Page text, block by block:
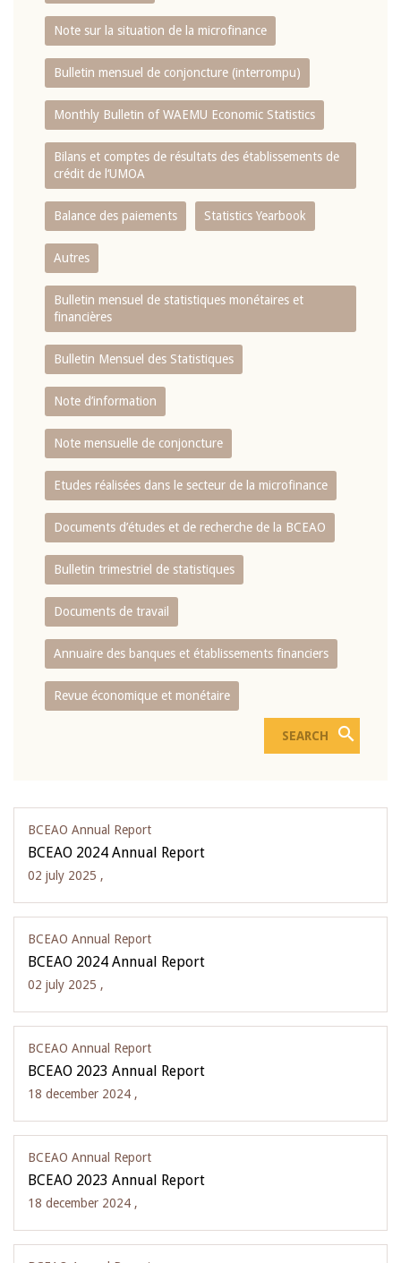
Note sur la situation de la microfinance
Bulletin mensuel de conjoncture (interrompu)
Monthly Bulletin of WAEMU Economic Statistics
Bilans et comptes de résultats des établissements de
crédit de l‘UMOA
Balance des paiements Statistics Yearbook
Autres
Bulletin mensuel de statistiques monétaires et
financières
Bulletin Mensuel des Statistiques
Note d’information
Note mensuelle de conjoncture
Etudes réalisées dans le secteur de la microfinance
Documents d’études et de recherche de la BCEAO
Bulletin trimestriel de statistiques
Documents de travail
Annuaire des banques et établissements financiers
Revue économique et monétaire
BCEAO Annual Report
BCEAO 2024 Annual Report
02 july 2025 ,
BCEAO Annual Report
BCEAO 2024 Annual Report
02 july 2025 ,
BCEAO Annual Report
BCEAO 2023 Annual Report
18 december 2024 ,
BCEAO Annual Report
BCEAO 2023 Annual Report
18 december 2024 ,